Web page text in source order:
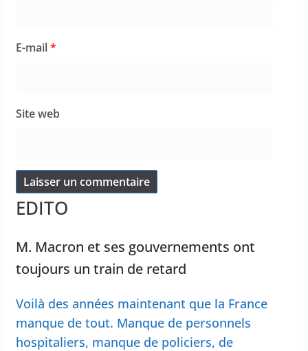
E-mail*
Site web
EDITO
M. Macron et ses gouvernements ont
toujours un train de retard
Voilà des années maintenant que la France
manque de tout. Manque de personnels
hospitaliers, manque de policiers, de